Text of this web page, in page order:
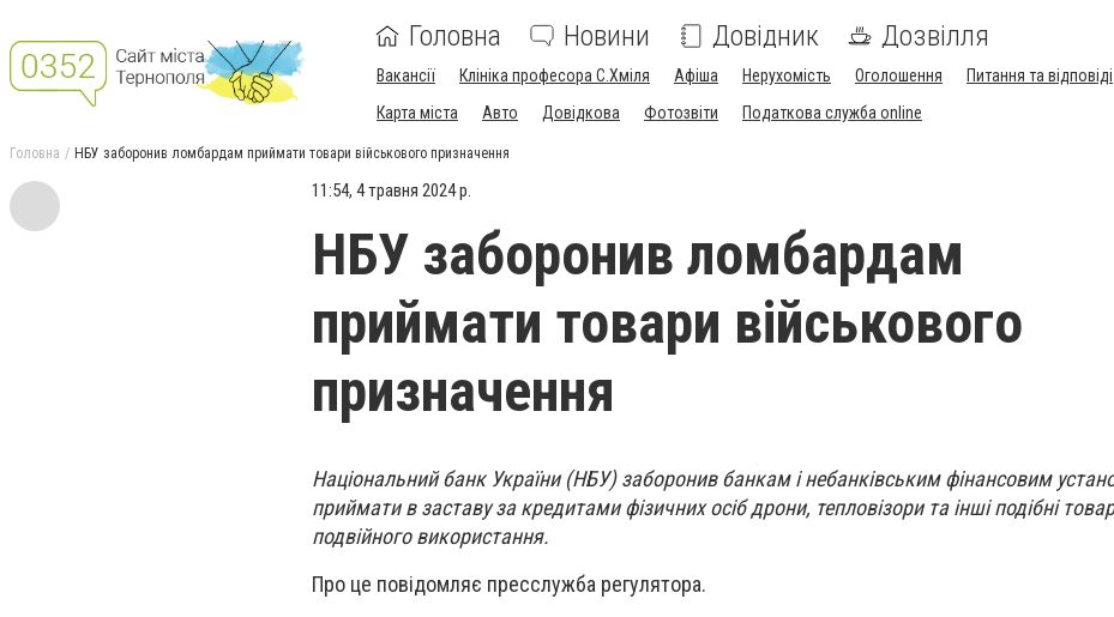
Головна Новини Довідник Дозвілля
Вакансії Клініка професора С.Хміля Афіша Нерухомість Оголошення Питання та відповіді
Карта міста
Авто Довідкова Фотозвіти Податкова служба online
Головна НБУ заборонив ломбардам приймати товари військового призначення
11:54, 4 травня 2024 р.
НБУ заборонив ломбардам
приймати товари військового
призначення
Національний банк України (НБУ) заборонив банкам і небанківським фінансовим
приймати в заставу за кредитами фізичних осіб дрони, тепловізори та інші подібні
подвійного використання.
Про це повідомляє пресслужба регулятора.